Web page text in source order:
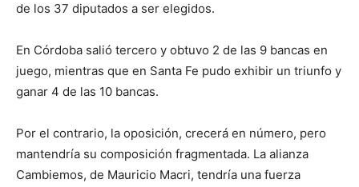
de los 37 diputados a ser elegidos.
En Córdoba salió tercero y obtuvo 2 de las 9 bancas en
juego, mientras que en Santa Fe pudo exhibir un triunfo y
ganar 4 de las 10 bancas.
Por el contrario, la oposición, crecerá en número, pero
mantendría su composición fragmentada. La alianza
Cambiemos, de Mauricio Macri, tendría una fuerza